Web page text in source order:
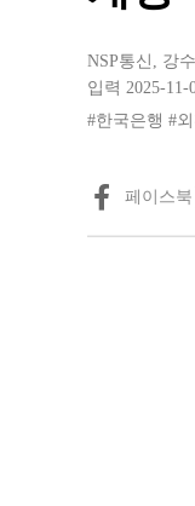
NSP통신 , 강
입력 2025-11-
#한국은행 #
페이스북